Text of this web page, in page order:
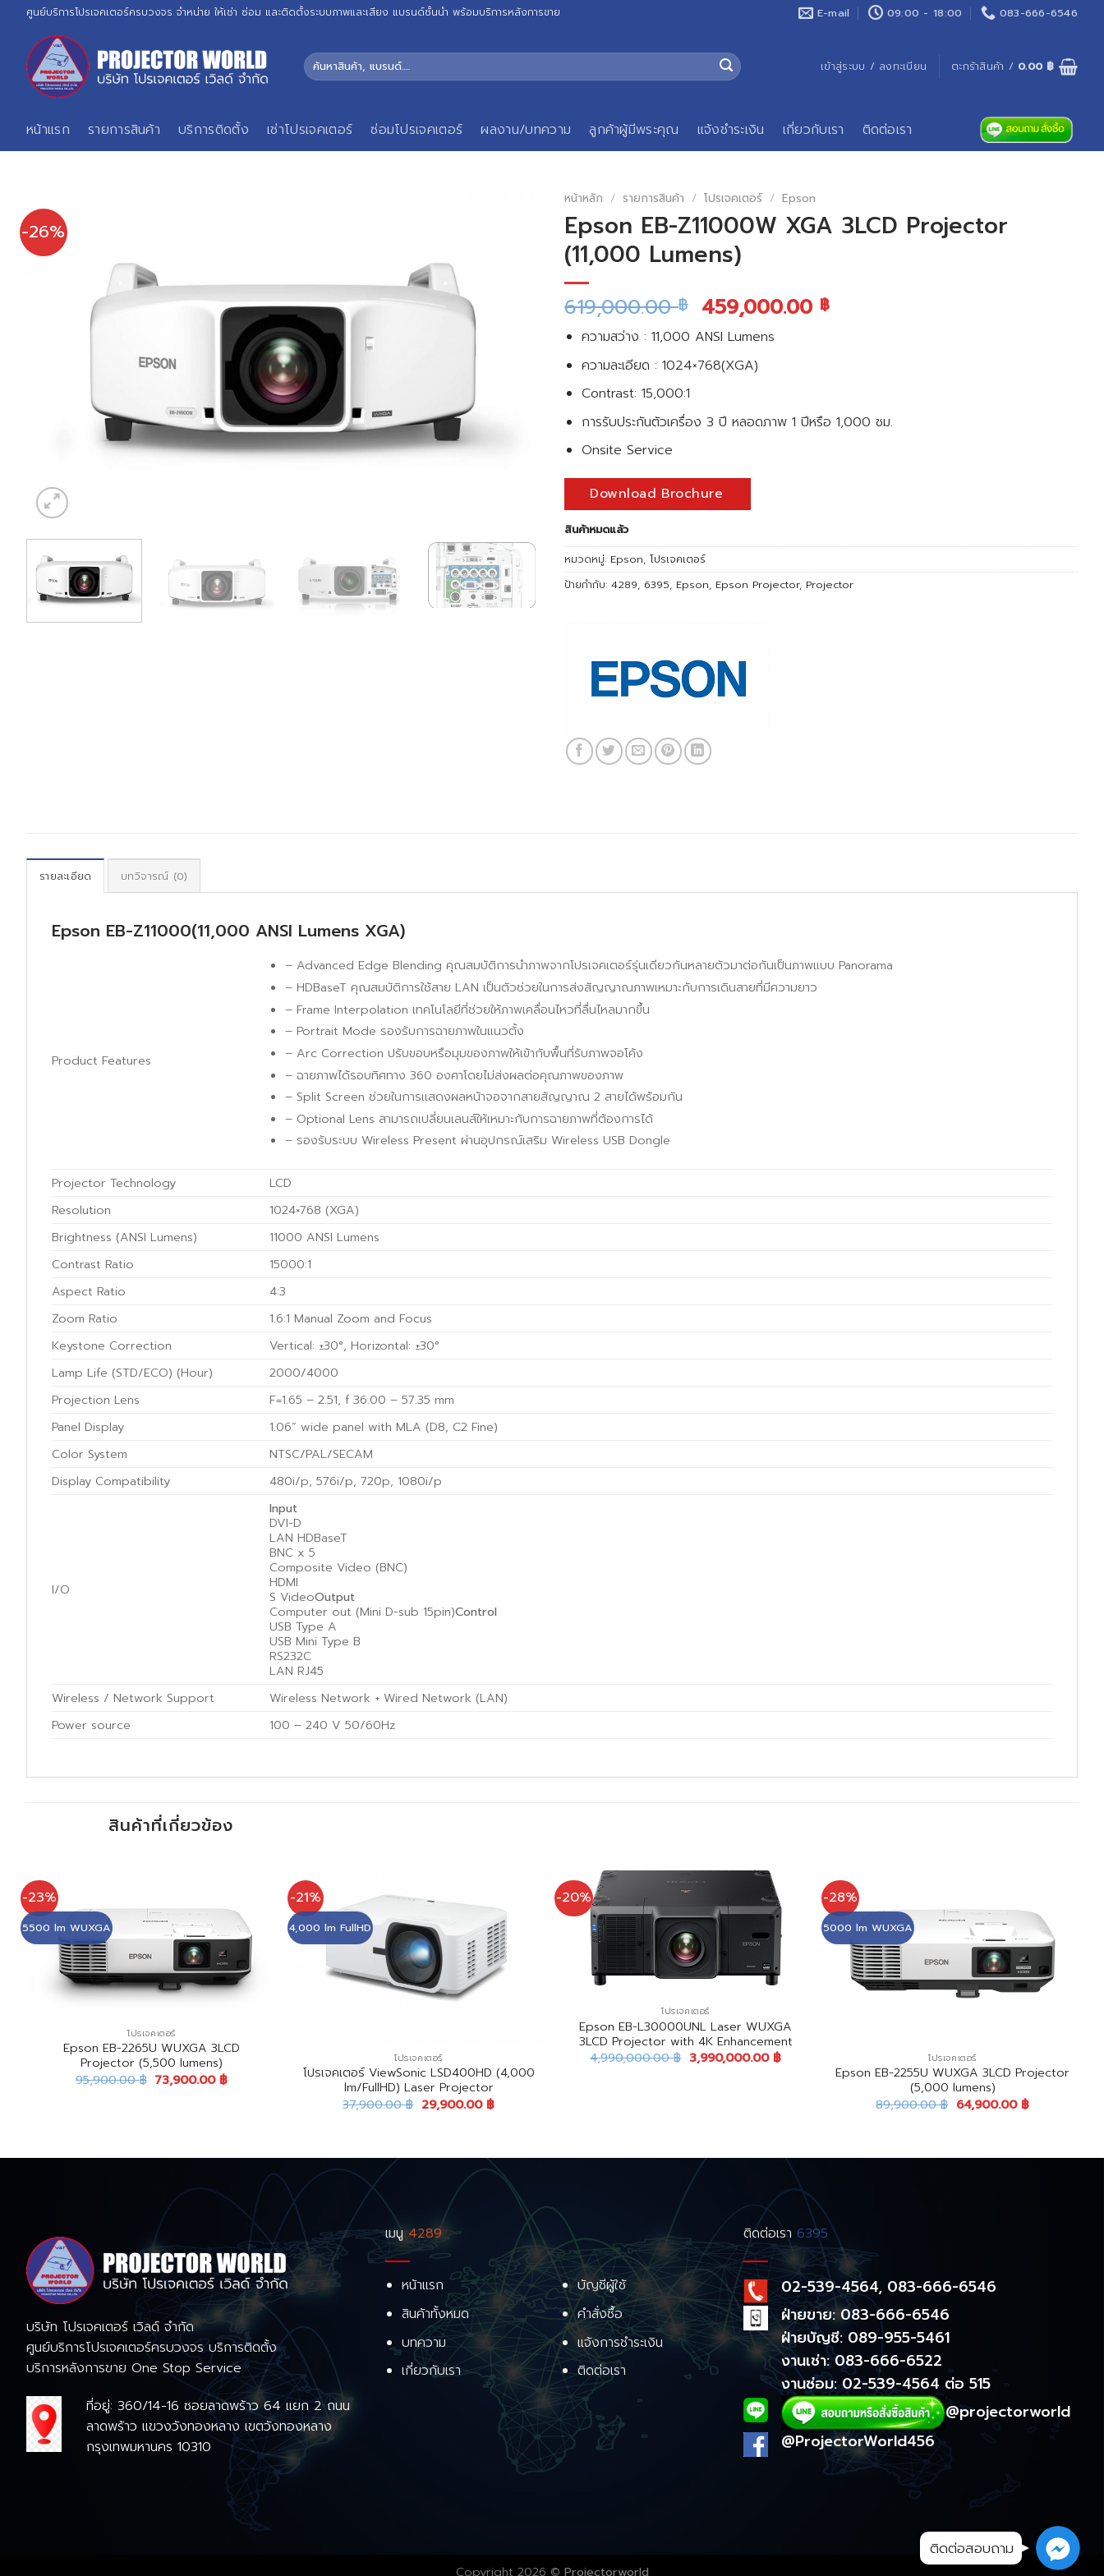
content
ศูนย์บริการโปรเจคเตอร์ครบวงจร จำหน่าย ให้เช่า ซ่อม และติดตั้งระบบภาพและเสียง แบรนด์ชั้นนำ พร้อมบริการหลังการขาย E-mail 09:00 - 18:00 083-666-6546
ค้นหา: เข้าสู่ระบบ / ลงทะเบียน ตะกร้าสินค้า / 0.00 ฿
หน้าแรก รายการสินค้า บริการติดตั้ง เช่าโปรเจคเตอร์ ซ่อมโปรเจคเตอร์ ผลงาน/บทความ ลูกค้าผู้มีพระคุณ แจ้งชำระเงิน เกี่ยวกับเรา ติดต่อเรา
-26%
หน้าหลัก / รายการสินค้า / โปรเจคเตอร์ / Epson
Epson EB-Z11000W XGA 3LCD Projector
(11,000 Lumens)
619,000.00฿ 459,000.00 ฿
ความสว่าง : 11,000 ANSI Lumens
ความละเอียด : 1024×768(XGA)
Contrast: 15,000:1
การรับประกันตัวเครื่อง 3 ปี หลอดภาพ 1 ปีหรือ 1,000 ชม.
Onsite Service
Download Brochure
สินค้าหมดแล้ว
หมวดหมู่: Epson, โปรเจคเตอร์
ป้ายกำกับ: 4289, 6395, Epson, Epson Projector, Projector
รายละเอียด บทวิจารณ์ (0)
Epson EB-Z11000(11,000 ANSI Lumens XGA)
Product Features
– Advanced Edge Blending คุณสมบัติการนำภาพจากโปรเจคเตอร์รุ่นเดียวกันหลายตัวมาต่อกันเป็นภาพแบบ Panorama
– HDBaseT คุณสมบัติการใช้สาย LAN เป็นตัวช่วยในการส่งสัญญาณภาพเหมาะกับการเดินสายที่มีความยาว
– Frame Interpolation เทคโนโลยีที่ช่วยให้ภาพเคลื่อนไหวที่ลื่นไหลมากขึ้น
– Portrait Mode รองรับการฉายภาพในแนวตั้ง
– Arc Correction ปรับขอบหรือมุมของภาพให้เข้ากับพื้นที่รับภาพจอโค้ง
– ฉายภาพได้รอบทิศทาง 360 องศาโดยไม่ส่งผลต่อคุณภาพของภาพ
– Split Screen ช่วยในการแสดงผลหน้าจอจากสายสัญญาณ 2 สายได้พร้อมกัน
– Optional Lens สามารถเปลี่ยนเลนส์ให้เหมาะกับการฉายภาพที่ต้องการได้
– รองรับระบบ Wireless Present ผ่านอุปกรณ์เสริม Wireless USB Dongle
Projector Technology
LCD
Resolution
1024×768 (XGA)
Brightness (ANSI Lumens)
11000 ANSI Lumens
Contrast Ratio
15000:1
Aspect Ratio
4:3
Zoom Ratio
1.6:1 Manual Zoom and Focus
Keystone Correction
Vertical: ±30°, Horizontal: ±30°
Lamp Life (STD/ECO) (Hour)
2000/4000
Projection Lens
F=1.65 – 2.51, f 36.00 – 57.35 mm
Panel Display
1.06” wide panel with MLA (D8, C2 Fine)
Color System
NTSC/PAL/SECAM
Display Compatibility
480i/p, 576i/p, 720p, 1080i/p
I/O
Input
DVI-D
LAN HDBaseT
BNC x 5
Composite Video (BNC)
HDMI
S VideoOutput
Computer out (Mini D-sub 15pin)Control
USB Type A
USB Mini Type B
RS232C
LAN RJ45
Wireless / Network Support
Wireless Network + Wired Network (LAN)
Power source
100 – 240 V 50/60Hz
สินค้าที่เกี่ยวข้อง
-23%
5500 lm WUXGA
โปรเจคเตอร์
Epson EB-2265U WUXGA 3LCD
Projector (5,500 lumens)
95,900.00฿ 73,900.00 ฿
-21%
4,000 lm FullHD
โปรเจคเตอร์
โปรเจคเตอร์ ViewSonic LSD400HD (4,000
lm/FullHD) Laser Projector
37,900.00฿ 29,900.00 ฿
-20%
โปรเจคเตอร์
Epson EB-L30000UNL Laser WUXGA
3LCD Projector with 4K Enhancement
4,990,000.00฿ 3,990,000.00 ฿
-28%
5000 lm WUXGA
โปรเจคเตอร์
Epson EB-2255U WUXGA 3LCD Projector
(5,000 lumens)
89,900.00฿ 64,900.00 ฿
บริษัท โปรเจคเตอร์ เวิลด์ จำกัด
ศูนย์บริการโปรเจคเตอร์ครบวงจร บริการติดตั้ง
บริการหลังการขาย One Stop Service
ที่อยู่: 360/14-16 ซอยลาดพร้าว 64 แยก 2 ถนน
ลาดพร้าว แขวงวังทองหลาง เขตวังทองหลาง
กรุงเทพมหานคร 10310
เมนู4289
หน้าแรก
สินค้าทั้งหมด
บทความ
เกี่ยวกับเรา
บัญชีผู้ใช้
คำสั่งซื้อ
แจ้งการชำระเงิน
ติดต่อเรา
ติดต่อเรา6395
02-539-4564, 083-666-6546
ฝ่ายขาย: 083-666-6546
ฝ่ายบัญชี: 089-955-5461
งานเช่า: 083-666-6522
งานซ่อม: 02-539-4564 ต่อ 515
@projectorworld
@ProjectorWorld456
Copyright 2026 © Projectorworld
ติดต่อสอบถาม